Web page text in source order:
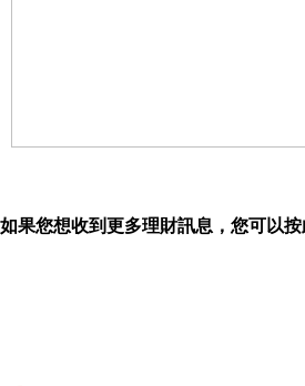
如果您想收到更多理財訊息，您可以按